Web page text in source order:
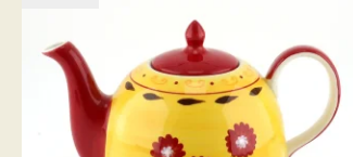
kan
gekozen
worden
op
de